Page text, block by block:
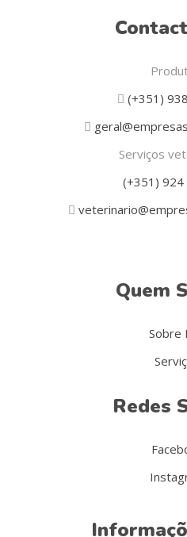
(+351)
Serviços
(+351)
Quem
Sobre
Redes